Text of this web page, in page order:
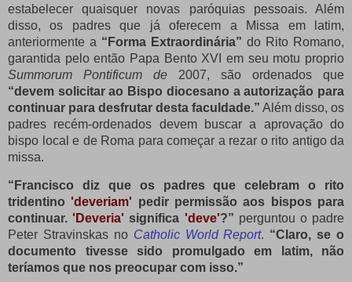
estabelecer quaisquer novas paróquias pessoais. Além
disso, os padres que já oferecem a Missa em latim,
anteriormente a “Forma Extraordinária” do Rito Romano,
garantida pelo então Papa Bento XVI em seu motu proprio
Summorum Pontificum de 2007, são ordenados que
“devem solicitar ao Bispo diocesano a autorização para
continuar para desfrutar desta faculdade.” Além disso, os
padres recém-ordenados devem buscar a aprovação do
bispo local e de Roma para começar a rezar o rito antigo da
missa.
“Francisco diz que os padres que celebram o rito
tridentino 'deveriam' pedir permissão aos bispos para
continuar. 'Deveria' significa 'deve'?” perguntou o padre
Peter Stravinskas no Catholic World Report. “Claro, se o
documento tivesse sido promulgado em latim, não
teríamos que nos preocupar com isso.”